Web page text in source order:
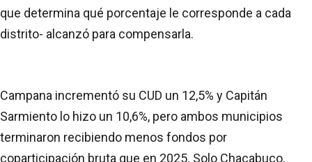
que determina qué porcentaje le corresponde a cada
distrito- alcanzó para compensarla.
Campana incrementó su CUD un 12,5% y Capitán
Sarmiento lo hizo un 10,6%, pero ambos municipios
terminaron recibiendo menos fondos por
coparticipación bruta que en 2025. Solo Chacabuco,